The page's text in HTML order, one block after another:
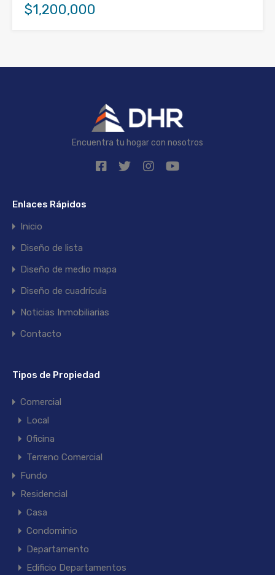
$1,200,000
Encuentra tu hogar con nosotros
Enlaces Rápidos
Inicio
Diseño de lista
Diseño de medio mapa
Diseño de cuadrícula
Noticias Inmobiliarias
Contacto
Tipos de Propiedad
Comercial
Local
Oficina
Terreno Comercial
Fundo
Residencial
Casa
Condominio
Departamento
Edificio Departamentos